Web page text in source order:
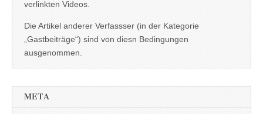
verlinkten Videos.
Die Artikel anderer Verfassser (in der Kategorie
„Gastbeiträge“) sind von diesn Bedingungen
ausgenommen.
META